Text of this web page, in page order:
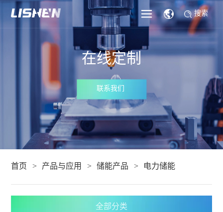
搜索
在线定制
联系我们
首页 产品与应用 储能产品 电力储能
全部分类